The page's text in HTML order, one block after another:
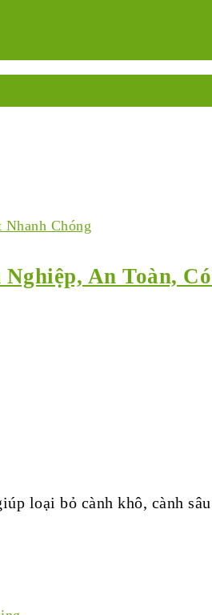
An Toàn,
loại bỏ cành khô, cành